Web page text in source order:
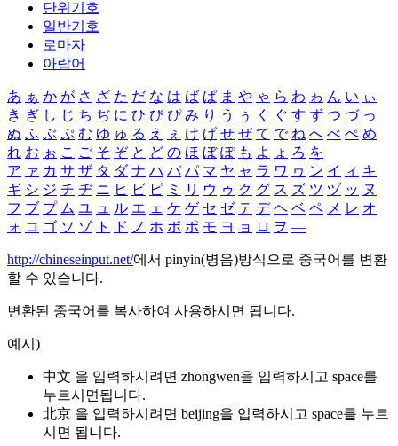
단위기호
일반기호
로마자
아랍어
あ ぁ か が さ ざ た だ な は ば ぱ ま や ゃ ら わ ゎ ん い ぃ
き ぎ し じ ち ぢ に ひ び ぴ み り う ぅ く ぐ す ず つ づ っ
ぬ ふ ぶ ぷ む ゆ ゅ る え ぇ け げ せ ぜ て で ね へ べ ぺ め
れ お ぉ こ ご そ ぞ と ど の ほ ぼ ぽ も よ ょ ろ を
ア ァ カ サ ザ タ ダ ナ ハ バ パ マ ヤ ャ ラ ワ ヮ ン イ ィ キ
ギ シ ジ チ ヂ ニ ヒ ビ ピ ミ リ ウ ゥ ク グ ス ズ ツ ヅ ッ ヌ
フ ブ プ ム ユ ュ ル エ ェ ケ ゲ セ ゼ テ デ ヘ ベ ペ メ レ オ
ォ コ ゴ ソ ゾ ト ド ノ ホ ボ ポ モ ヨ ョ ロ ヲ ―
http://chineseinput.net/에서 pinyin(병음)방식으로 중국어를 변환
할 수 있습니다.
변환된 중국어를 복사하여 사용하시면 됩니다.
예시)
中文 을 입력하시려면 zhongwen을 입력하시고 space를
누르시면됩니다.
北京 을 입력하시려면 beijing을 입력하시고 space를 누르
시면 됩니다.